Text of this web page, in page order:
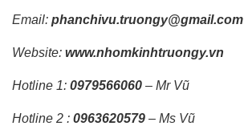
Email: phanchivu.truongy@gmail.com
Website: www.nhomkinhtruongy.vn
Hotline 1: 0979566060 – Mr Vũ
Hotline 2 : 0963620579 – Ms Vũ